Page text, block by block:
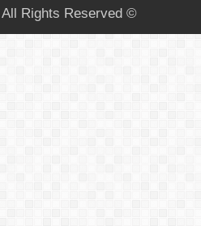
© Copyright 2026, All Rights Reserved